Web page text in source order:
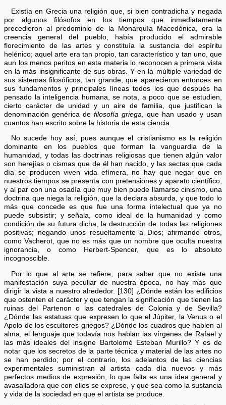
Existía en Grecia una religión que, si bien contradicha y negada
por algunos filósofos en los tiempos que inmediatamente
precedieron al predominio de la Monarquía Macedónica, era la
creencia general del pueblo, había producido el admirable
florecimiento de las artes y constituía la sustancia del espíritu
helénico; aquel arte era tan propio, tan característico y tan uno, que
aun los menos peritos en esta materia lo reconocen a primera vista
en la más insignificante de sus obras. Y en la múltiple variedad de
sus sistemas filosóficos, tan grande, que aparecieron entonces en
sus fundamentos y principales líneas todos los que después ha
pensado la inteligencia humana, se nota, a poco que se estudien,
cierto carácter de unidad y un aire de familia, que justifican la
denominación genérica defilosofía griega , que han usado y usan
cuantos han escrito sobre la historia de esta ciencia.
No sucede hoy así, pues aunque el cristianismo es la religión
dominante en los pueblos que forman la vanguardia de la
humanidad, y todas las doctrinas religiosas que tienen algún valor
son herejías o cismas que de él han nacido, y las sectas que cada
día se producen viven vida efímera, no hay que negar que en
nuestros tiempos se presenta con pretensiones y aparato científico,
y al par con una osadía que muy bien puede llamarse cinismo, una
doctrina que niega la religión, que la declara absurda, y que todo lo
más que concede es que fue una forma intelectual que ya no
puede subsistir; y señala, como ideal de la humanidad y como
condición de su futura dicha, la destrucción de todas las religiones
positivas; negando unos resueltamente a Dios; afirmando otros,
como Vacherot, que no es más que un nombre que oculta nuestra
ignorancia, o como Herbert-Spencer, que es lo absoluto
incognoscible.
Por lo que al arte se refiere, para saber que no existe una
manifestación suya peculiar de nuestra época, no hay más que
dirigir la vista a nuestro alrededor. [130] ¿Dónde están los edificios
que ostenten el carácter y que tengan la significación que tienen las
ruinas del Partenon o las catedrales de Colonia y de Sevilla?
¿Dónde las estatuas que expresen lo que el Júpiter, la Venus o el
Apolo de los escultores griegos? ¿Dónde los cuadros que hablen al
alma, el lenguaje que todavía nos hablan las vírgenes de Rafael y
las más ideales del insigne Bartolomé Esteban Murillo? Y es de
notar que los secretos de la parte técnica y material de las artes no
se han perdido; por el contrario, los adelantos de las ciencias
experimentales suministran al artista cada día nuevos y más
perfectos medios de expresión; lo que falta es una idea general y
avasalladora que con ellos se exprese, y que sea como la sustancia
y vida de la sociedad en que el artista se produce.